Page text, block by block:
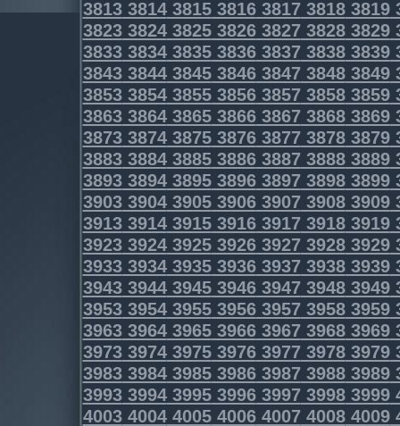
3813381438153816381738183819
3823382438253826382738283829
3833383438353836383738383839
3843384438453846384738483849
3853385438553856385738583859
3863386438653866386738683869
3873387438753876387738783879
3883388438853886388738883889
3893389438953896389738983899
3903390439053906390739083909
3913391439153916391739183919
3923392439253926392739283929
3933393439353936393739383939
3943394439453946394739483949
3953395439553956395739583959
3963396439653966396739683969
3973397439753976397739783979
3983398439853986398739883989
3993399439953996399739983999
4003400440054006400740084009